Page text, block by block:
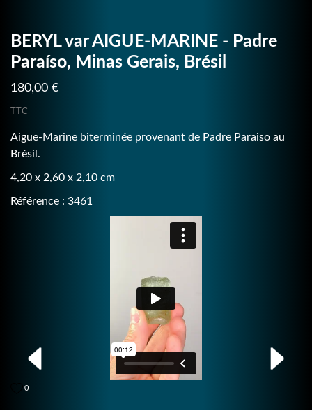
BERYL var AIGUE-MARINE - Padre
Paraíso, Minas Gerais, Brésil
180,00 €
TTC
Aigue-Marine biterminée provenant de Padre Paraiso au
Brésil.
4,20 x 2,60 x 2,10 cm
Référence : 3461
0